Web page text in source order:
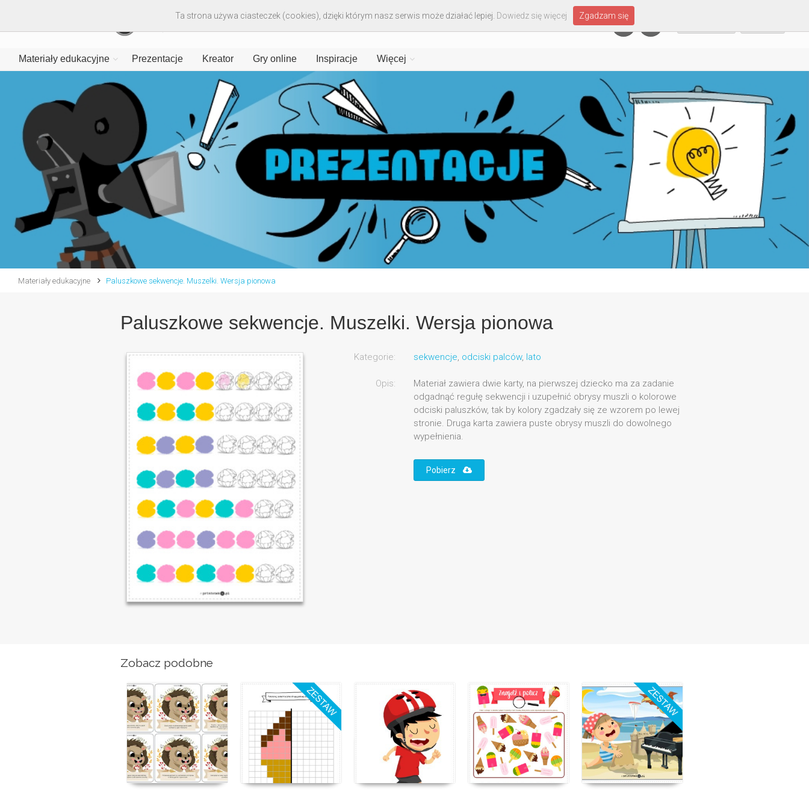
Materiały edukacyjne Prezentacje Kreator Gry online Inspiracje Więcej
Materiały edukacyjne Paluszkowe sekwencje. Muszelki. Wersja pionowa
Paluszkowe sekwencje. Muszelki. Wersja pionowa
Kategorie: sekwencje, odciski palców, lato
Opis:
Materiał zawiera dwie karty, na pierwszej dziecko ma za zadanie
odgadnąć regułę sekwencji i uzupełnić obrysy muszli o kolorowe
odciski paluszków, tak by kolory zgadzały się ze wzorem po lewej
stronie. Druga karta zawiera puste obrysy muszli do dowolnego
wypełnienia.
Pobierz
Zobacz podobne
Ta strona używa ciasteczek (cookies), dzięki którym nasz serwis może działać lepiej. Dowiedz się więcej Zgadzam się